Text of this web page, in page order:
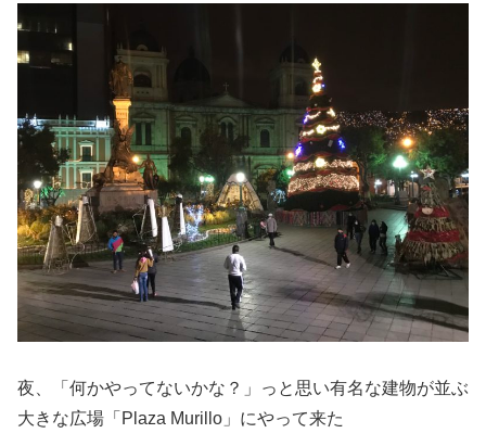
夜、「何かやってないかな？」っと思い有名な建物が並ぶ
大きな広場「Plaza Murillo」にやって来た